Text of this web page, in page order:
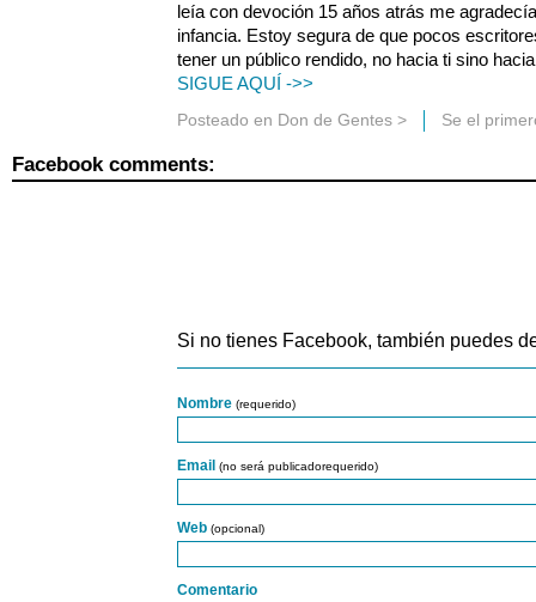
leía con devoción 15 años atrás me
infancia. Estoy segura de que pocos
tener un público rendido, no hacia ti sino
SIGUE AQUÍ ->>
Posteado en Don de Gentes > Se el
Facebook comments:
Si no tienes Facebook, también puedes
Nombre (requerido)
Email (no será publicadorequerido)
Web (opcional)
Comentario